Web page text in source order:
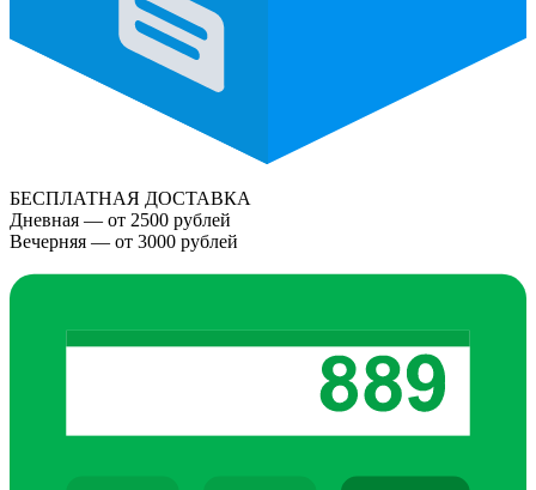
БЕСПЛАТНАЯ ДОСТАВКА
Дневная — от 2500 рублей
Вечерняя — от 3000 рублей